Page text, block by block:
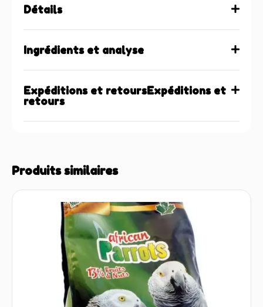
Détails
Ingrédients et analyse
Expéditions et retoursExpéditions et
retours
Produits similaires